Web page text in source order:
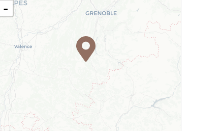
-